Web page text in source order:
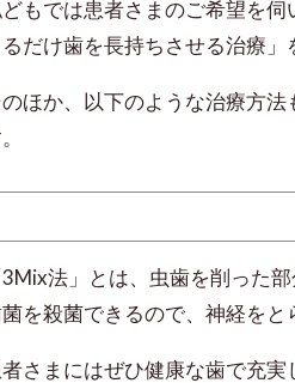
もでは患者さまのご希望を
だけ歯を長持ちさせる治療」
ほか、以下のような治療方
3Mix法」とは、虫歯を削った
を殺菌できるので、神経をと
さまにはぜひ健康な歯で充